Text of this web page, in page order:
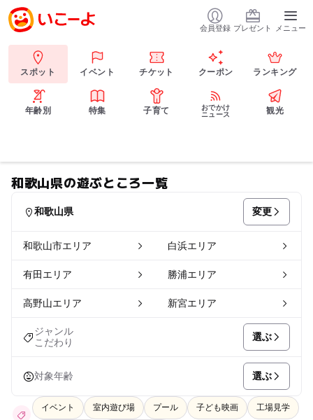
会員登録 プレゼント メニュー
スポット イベント チケット クーポン ランキング
年齢別 特集 子育て
おでかけ
ニュース
観光
和歌山県の遊ぶところ一覧
和歌山県 変更
和歌山市エリア 白浜エリア
有田エリア 勝浦エリア
高野山エリア 新宮エリア
ジャンル
こだわり
選ぶ
対象年齢 選ぶ
イベント 室内遊び場 プール 子ども映画 工場見学